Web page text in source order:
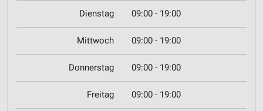
Dienstag 09:00 - 19:00
Mittwoch 09:00 - 19:00
Donnerstag 09:00 - 19:00
Freitag 09:00 - 19:00